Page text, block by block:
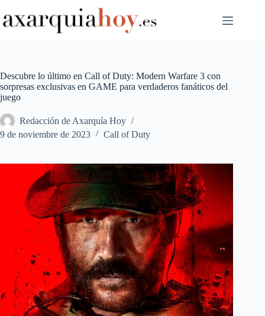
al
contenido
Descubre lo último en Call of Duty: Modern Warfare 3 con
sorpresas exclusivas en GAME para verdaderos fanáticos del
juego
Redacción de Axarquía Hoy
9 de noviembre de 2023
Call of Duty